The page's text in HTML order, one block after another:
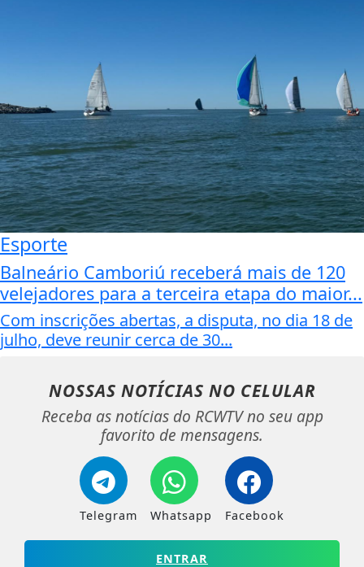
Esporte
Balneário Camboriú receberá mais de 120
velejadores para a terceira etapa do maior...
Com inscrições abertas, a disputa, no dia 18 de
julho, deve reunir cerca de 30...
NOSSAS NOTÍCIAS NO CELULAR
Receba as notícias do RCWTV no seu app
favorito de mensagens.
Telegram Whatsapp Facebook
ENTRAR